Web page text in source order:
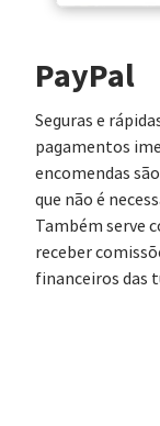
PayPal
Seguras e
pagamentos
encomendas
que não é
Também serve
receber
financeiros das